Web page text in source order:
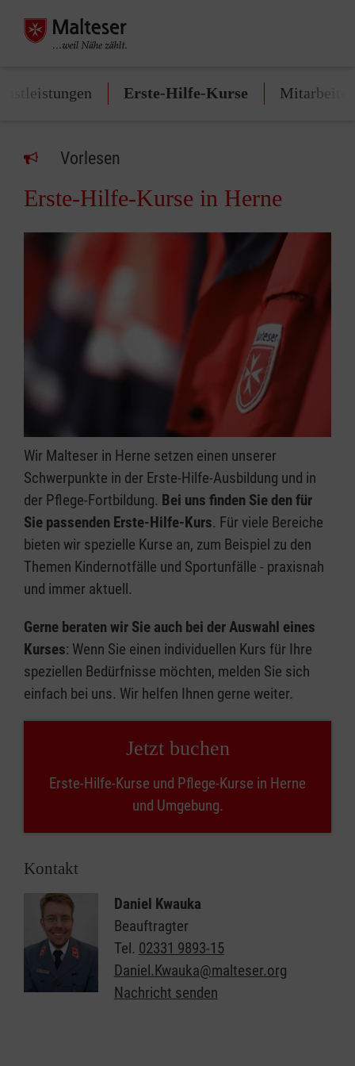
Erste-Hilfe-Kurse Mitarbeiten
Vorlesen
Erste-Hilfe-Kurse in Herne
Wir Malteser in Herne setzen einen unserer
Schwerpunkte in der Erste-Hilfe-Ausbildung und in
der Pflege-Fortbildung. Bei uns finden Sie den für
Sie passenden Erste-Hilfe-Kurs. Für viele Bereiche
bieten wir spezielle Kurse an, zum Beispiel zu den
Themen Kindernotfälle und Sportunfälle - praxisnah
und immer aktuell.
Gerne beraten wir Sie auch bei der Auswahl eines
Kurses: Wenn Sie einen individuellen Kurs für Ihre
speziellen Bedürfnisse möchten, melden Sie sich
einfach bei uns. Wir helfen Ihnen gerne weiter.
Jetzt buchen
Erste-Hilfe-Kurse und Pflege-Kurse in Herne
und Umgebung.
Kontakt
Daniel Kwauka
Beauftragter
Tel. 02331 9893-15
Daniel.Kwauka@malteser.org
Nachricht senden